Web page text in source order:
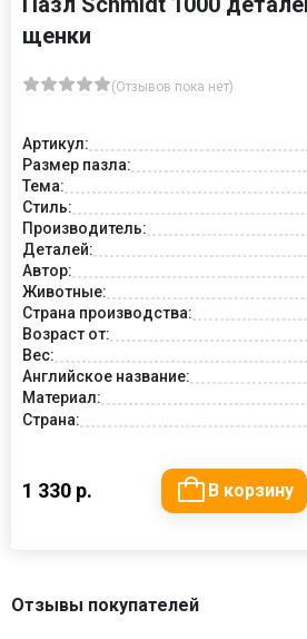
щенки
(Отзывов пока нет)
Артикул:
Размер пазла:
Тема:
Стиль:
Производитель:
Деталей:
Автор:
Животные:
Страна производства:
Возраст от:
Вес:
Английское название:
Материал:
Страна:
1 330 р. В корзину
Отзывы покупателей